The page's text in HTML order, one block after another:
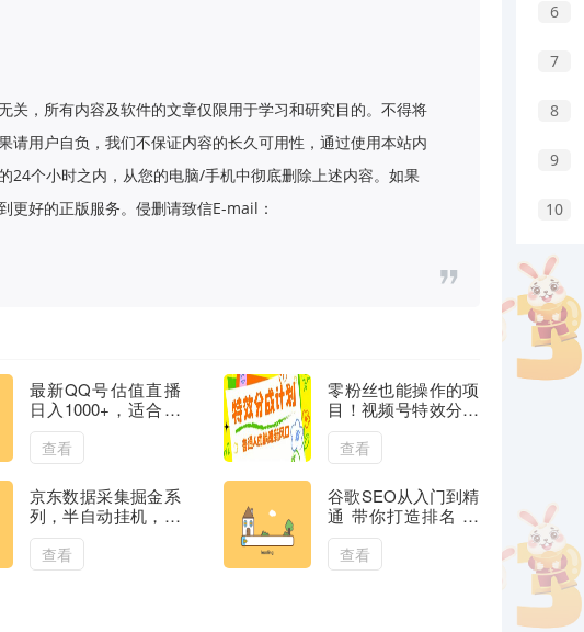
关，所有内容及软件的文章仅限用于学习和研究目的。不得将
请用户自负，我们不保证内容的长久可用性，通过使用本站内
24个小时之内，从您的电脑/手机中彻底删除上述内容。如果
更好的正版服务。侵删请致信E-mail：
最新QQ号估值直播
日入1000+，适合小
白【附完整软件 + 视
频教学】
查看
零粉丝也能操作的项
目！视频号特效分成
计划，普通人的躺赚
新风口
查看
京东数据采集掘金系
列，半自动挂机，一
单一结，秒款
查看
谷歌SEO从入门到精
通 带你打造排名 清
晰的独立站+Google
SEO工作流
查看
6
7
8
9
10